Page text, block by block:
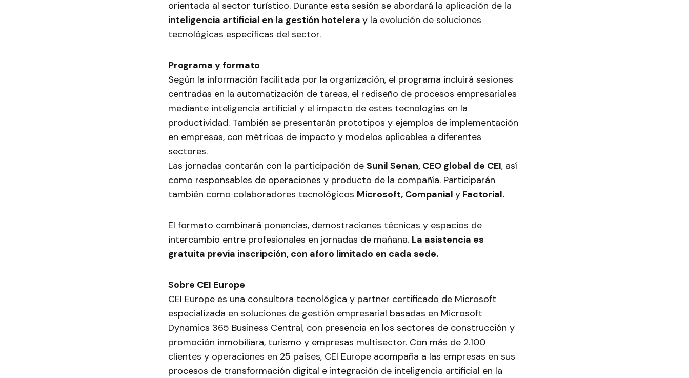
orientada al sector turístico. Durante esta sesión se abordará la aplicación de la
inteligencia artificial en la gestión hotelera y la evolución de soluciones
tecnológicas específicas del sector.
Programa y formato
Según la información facilitada por la organización, el programa incluirá sesiones
centradas en la automatización de tareas, el rediseño de procesos empresariales
mediante inteligencia artificial y el impacto de estas tecnologías en la
productividad. También se presentarán prototipos y ejemplos de implementación
en empresas, con métricas de impacto y modelos aplicables a diferentes
sectores.
Las jornadas contarán con la participación de Sunil Senan, CEO global de CEI, así
como responsables de operaciones y producto de la compañía. Participarán
también como colaboradores tecnológicos Microsoft, Companial y Factorial.
El formato combinará ponencias, demostraciones técnicas y espacios de
intercambio entre profesionales en jornadas de mañana. La asistencia es
gratuita previa inscripción, con aforo limitado en cada sede.
Sobre CEI Europe
CEI Europe es una consultora tecnológica y partner certificado de Microsoft
especializada en soluciones de gestión empresarial basadas en Microsoft
Dynamics 365 Business Central, con presencia en los sectores de construcción y
promoción inmobiliara, turismo y empresas multisector. Con más de 2.100
clientes y operaciones en 25 países, CEI Europe acompaña a las empresas en sus
procesos de transformación digital e integración de inteligencia artificial en la